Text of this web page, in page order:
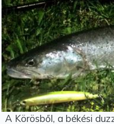
A Körösből, a békési